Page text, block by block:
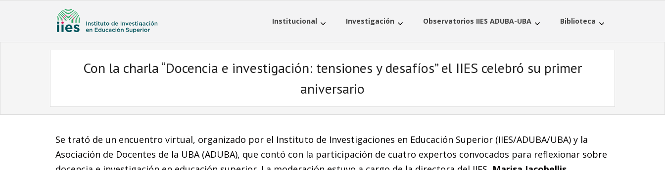
Institucional Investigación Observatorios IIES ADUBA-UBA Biblioteca
Con la charla “Docencia e investigación: tensiones y desafíos” el IIES celebró su primer
aniversario
Se trató de un encuentro virtual, organizado por el Instituto de Investigaciones en Educación Superior (IIES/ADUBA/UBA) y la
Asociación de Docentes de la UBA (ADUBA), que contó con la participación de cuatro expertos convocados para reflexionar sobre